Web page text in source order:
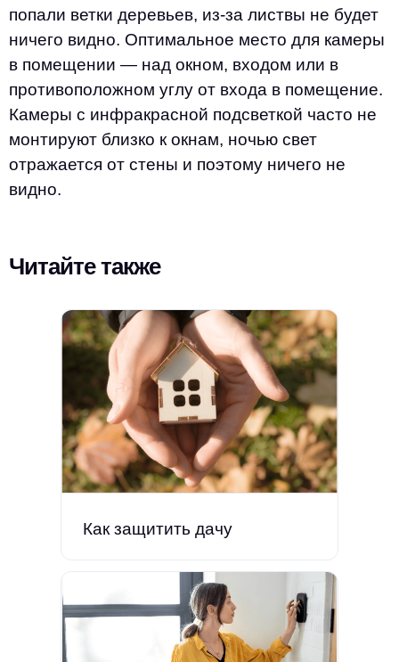
попали ветки деревьев, из-за листвы не будет
ничего видно. Оптимальное место для камеры
в помещении — над окном, входом или в
противоположном углу от входа в помещение.
Камеры с инфракрасной подсветкой часто не
монтируют близко к окнам, ночью свет
отражается от стены и поэтому ничего не
видно.
Читайте также
Как защитить дачу